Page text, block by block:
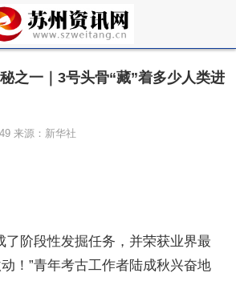
之一｜3号头骨“藏”着多少人类进
来源：新华社
了阶段性发掘任务，并荣获业界最
！”青年考古工作者陆成秋兴奋地